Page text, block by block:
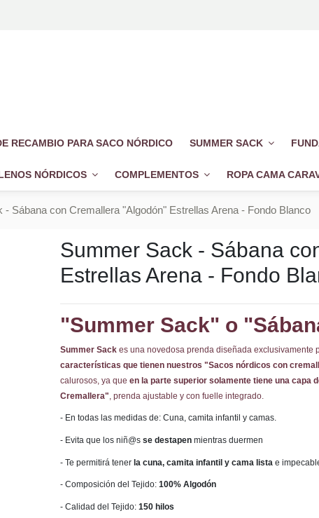
RECAMBIO PARA SACO NÓRDICO SUMMER SACK
NÓRDICOS COMPLEMENTOS ROPA CAMA
- Sábana con Cremallera "Algodón" Estrellas Arena - Fondo Blanco
Summer Sack - Sábana
Estrellas Arena - Fondo
"Summer Sack" o
Summer Sack es una novedosa prenda diseñada exclusivamente
características que tienen nuestros "Sacos nórdicos con
calurosos, ya queen la parte superior solamente tiene una capa
Cremallera", prenda ajustable y con fuelle integrado.
- En todas las medidas de: Cuna, camita infantil y camas.
- Evita que los niñ@sse destapen mientras duermen
- Te permitirá tenerla cuna, camita infantil y cama lista e
- Composición del Tejido:100% Algodón
- Calidad del Tejido: 150 hilos